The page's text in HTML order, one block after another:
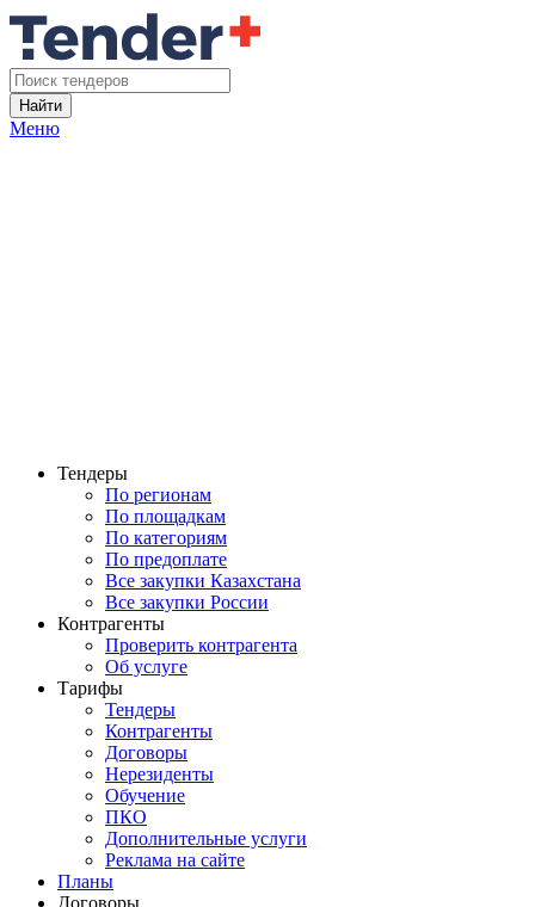
Найти
Меню
Тендеры
По регионам
По площадкам
По категориям
По предоплате
Все закупки Казахстана
Все закупки России
Контрагенты
Проверить контрагента
Об услуге
Тарифы
Тендеры
Контрагенты
Договоры
Нерезиденты
Обучение
ПКО
Дополнительные услуги
Реклама на сайте
Планы